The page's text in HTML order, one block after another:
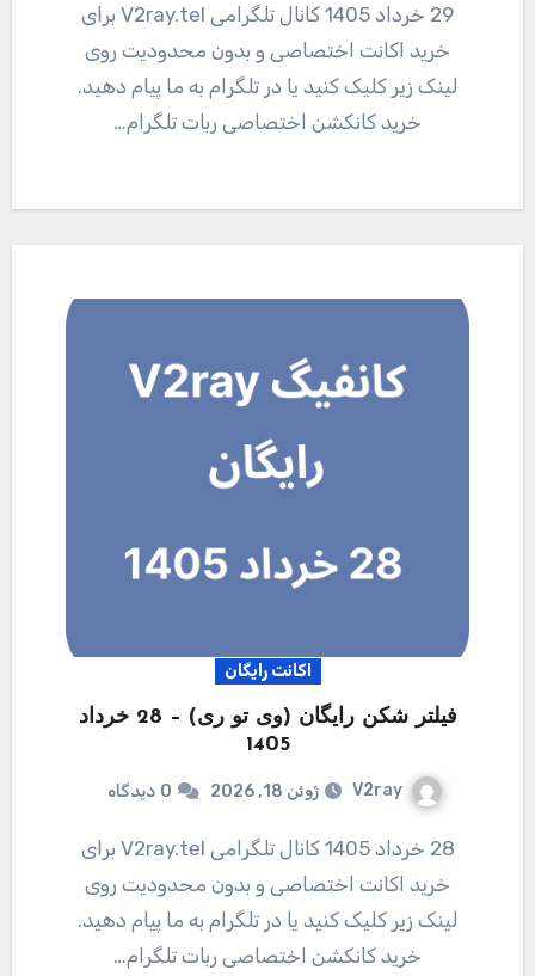
29 خرداد 1405 کانال تلگرامی V2ray.tel برای
خرید اکانت اختصاصی و بدون محدودیت روی
لینک زیر کلیک کنید یا در تلگرام به ما پیام دهید.
خرید کانکشن اختصاصی ربات تلگرام…
اکانت رایگان
فیلتر شکن رایگان (وی تو ری) – 28 خرداد
1405
V2ray ژوئن 18, 2026 0 دیدگاه
28 خرداد 1405 کانال تلگرامی V2ray.tel برای
خرید اکانت اختصاصی و بدون محدودیت روی
لینک زیر کلیک کنید یا در تلگرام به ما پیام دهید.
خرید کانکشن اختصاصی ربات تلگرام…